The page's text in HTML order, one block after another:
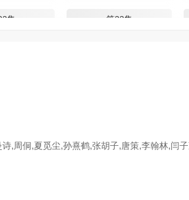
集 第23集
集 第39集
,周侗,夏觅尘,孙熹鹤,张胡子,唐策,李翰林,闫